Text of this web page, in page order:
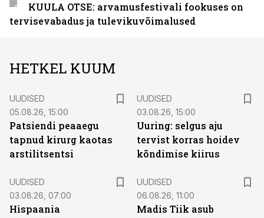
KUULA OTSE: arvamusfestivali fookuses on
tervisevabadus ja tulevikuvõimalused
HETKEL KUUM
UUDISED
05.08.26, 15:00
Patsiendi peaaegu
tapnud kirurg kaotas
arstilitsentsi
UUDISED
03.08.26, 15:00
Uuring: selgus aju
tervist korras hoidev
kõndimise kiirus
UUDISED
03.08.26, 07:00
Hispaania
UUDISED
06.08.26, 11:00
Madis Tiik asub